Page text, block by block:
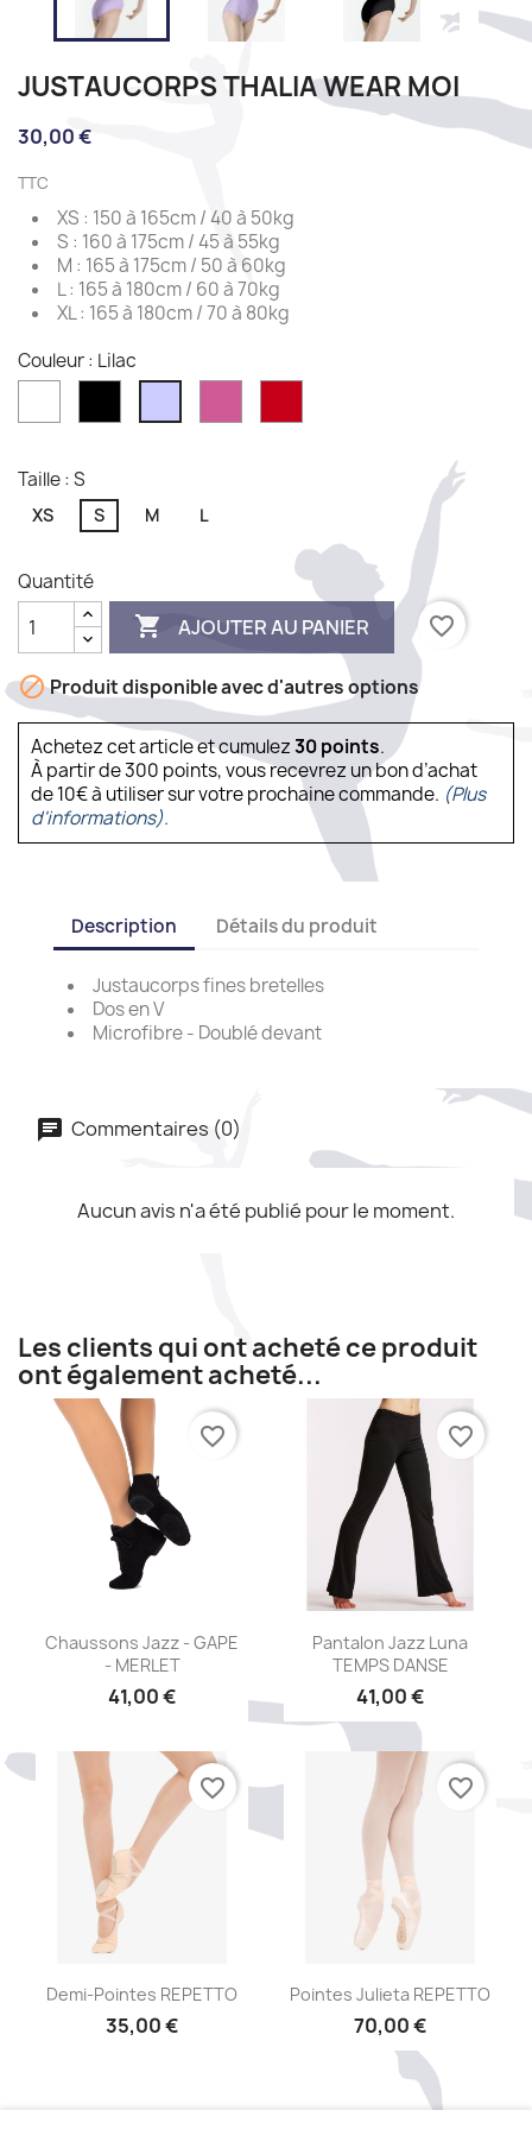
JUSTAUCORPS THALIA WEAR MOI
30,00 €
TTC
XS : 150 à 165cm / 40 à 50kg
S : 160 à 175cm / 45 à 55kg
M : 165 à 175cm / 50 à 60kg
L : 165 à 180cm / 60 à 70kg
XL : 165 à 180cm / 70 à 80kg
Couleur : Lilac
Taille : S
XS S M L
Quantité
 AJOUTER AU PANIER favorite_border
Produit disponible avec d'autres options
Achetez cet article et cumulez30points.
À partir de 300 points, vous recevrez un bon d’achat
de 10€ à utiliser sur votre prochaine commande. (Plus
d'informations).
Description Détails du produit
Justaucorps fines bretelles
Dos en V
Microfibre - Doublé devant
Commentaires (0)
Aucun avis n'a été publié pour le moment.
Les clients qui ont acheté ce produit
ont également acheté...
Aperçu rapide
Chaussons Jazz - GAPE
- MERLET
41,00 €
favorite_border
Aperçu rapide
Pantalon Jazz Luna
TEMPS DANSE
41,00 €
favorite_border
 Aperçu rapide
Demi-Pointes REPETTO
35,00 €
favorite_border
Aperçu rapide
Pointes Julieta REPETTO
70,00 €
favorite_border